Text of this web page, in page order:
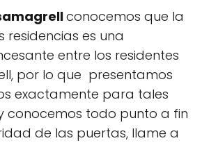
conocemos que la
es una
entre los residentes
por lo que presentamos
exactamente para tales
conocemos todo punto a fin
de las puertas, llame a